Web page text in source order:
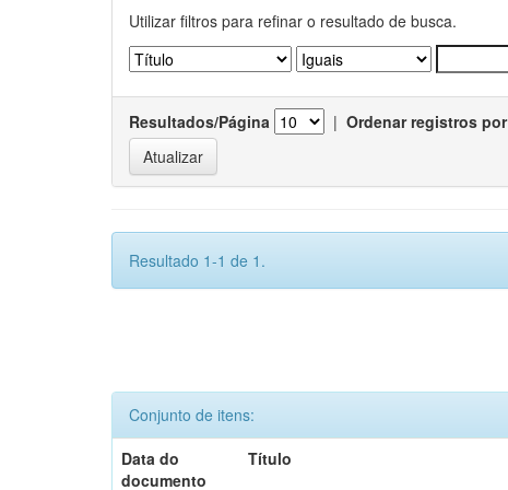
Utilizar filtros para refinar o resultado de busca.
Resultados/Página | Ordenar registros por
Resultado 1-1 de 1.
Conjunto de itens:
Data do
documento
Título